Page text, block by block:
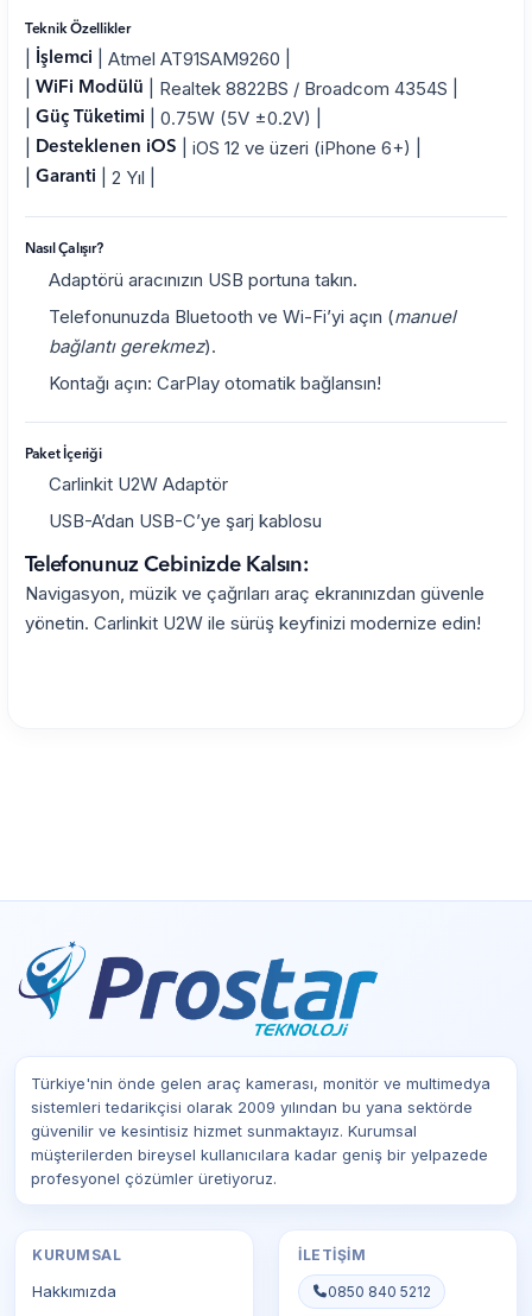
Teknik Özellikler
İşlemci
| Atmel AT91SAM9260 |
WiFi Modülü
| Realtek 8822BS / Broadcom 4354S |
Güç Tüketimi
| 0.75W (5V ±0.2V) |
Desteklenen iOS
| iOS 12 ve üzeri (iPhone 6+) |
Garanti | 2 Yıl |
Nasıl Çalışır?
Adaptörü aracınızın USB portuna takın.
Telefonunuzda Bluetooth ve Wi-Fi’yi açın (manuel
bağlantı gerekmez).
Kontağı açın: CarPlay otomatik bağlansın!
Paket İçeriği
Carlinkit U2W Adaptör
USB-A’dan USB-C’ye şarj kablosu
Telefonunuz Cebinizde Kalsın:
Navigasyon, müzik ve çağrıları araç ekranınızdan güvenle
yönetin. Carlinkit U2W ile sürüş keyfinizi modernize edin!
Türkiye'nin önde gelen araç kamerası, monitör ve multimedya
sistemleri tedarikçisi olarak 2009 yılından bu yana sektörde
güvenilir ve kesintisiz hizmet sunmaktayız. Kurumsal
müşterilerden bireysel kullanıcılara kadar geniş bir yelpazede
profesyonel çözümler üretiyoruz.
KURUMSAL
Hakkımızda
İLETIŞIM
0850 840 5212